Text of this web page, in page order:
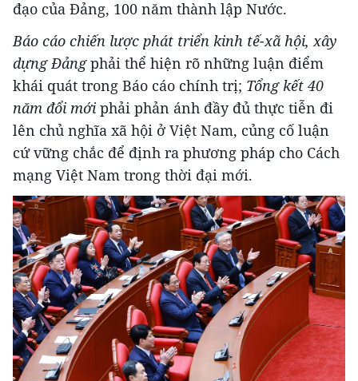
đạo của Đảng, 100 năm thành lập Nước.
Báo cáo chiến lược phát triển kinh tế-xã hội, xây
dựng Đảngphải thể hiện rõ những luận điểm
khái quát trong Báo cáo chính trị; Tổng kết 40
năm đổi mới phải phản ánh đầy đủ thực tiễn đi
lên chủ nghĩa xã hội ở Việt Nam, củng cố luận
cứ vững chắc để định ra phương pháp cho Cách
mạng Việt Nam trong thời đại mới.